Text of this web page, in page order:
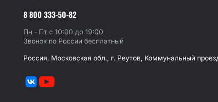
8 800 333-50-82
Пн - Пт с 10:00 до 19:00
Звонок по России бесплатный
Россия, Московская обл., г. Реутов, Коммунальный